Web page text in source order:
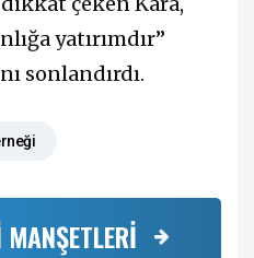
yatırımdır”
sonlandırdı.